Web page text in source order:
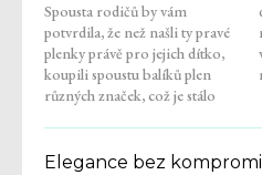
Spousta rodičů by vám
potvrdila, že než našli ty pravé
plenky právě pro jejich dítko,
koupili spoustu balíků plen
různých značek, což je stálo
dost peněz a přitom je
nevyužili. Takhle to bohužel
velmi často bývá, když
Elegance bez